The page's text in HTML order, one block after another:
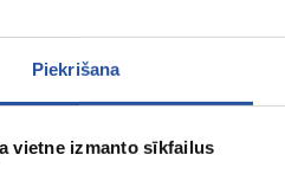
Piekrišana
vietne izmanto sīkfailus